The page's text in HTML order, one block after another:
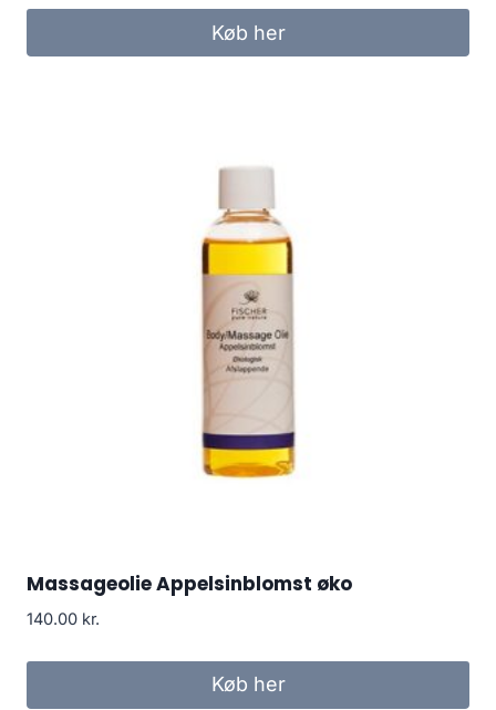
Køb her
Massageolie Appelsinblomst øko
140.00 kr.
Køb her